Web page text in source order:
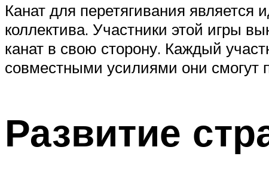
Канат для перетягивания
коллектива. Участники этой игры
канат в свою сторону. Каждый
совместными усилиями они смогут
Развитие